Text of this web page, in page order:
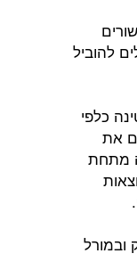
להוביל
כלפי
את
מתחת
ובמורל